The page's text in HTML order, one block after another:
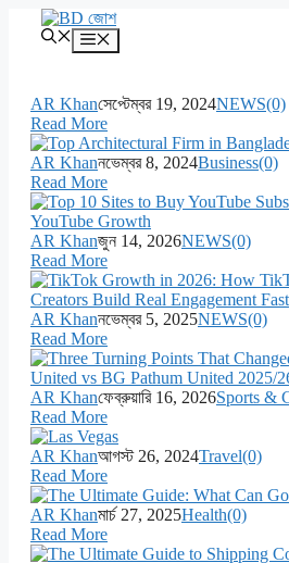
এড়িেয়
AR Khanসেপ্টেম্বর 19, 2024NEWS(0)
Read More
AR Khanনভেম্বর 8, 2024Business(0)
Read More
AR Khanজুন 14, 2026NEWS(0)
Read More
AR Khanনভেম্বর 5, 2025NEWS(0)
Read More
AR Khanফেব্রুয়ারি 16, 2026Sports &
Read More
AR Khanআগস্ট 26, 2024Travel(0)
Read More
AR Khanমার্চ 27, 2025Health(0)
Read More